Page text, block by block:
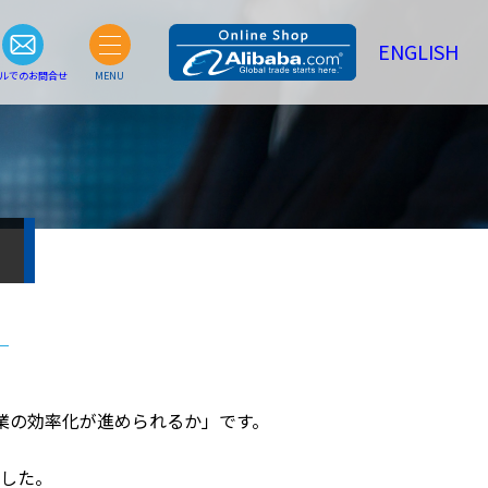
でのお問合せ MENU
ENGLISH
効率化が進められるか」です。
た。